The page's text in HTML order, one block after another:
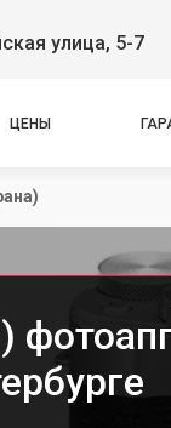
улица, 5-7
ЦЕНЫ